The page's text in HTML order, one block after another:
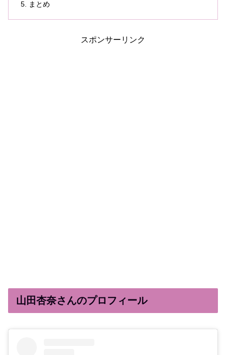
まとめ
スポンサーリンク
山田杏奈さんのプロフィール